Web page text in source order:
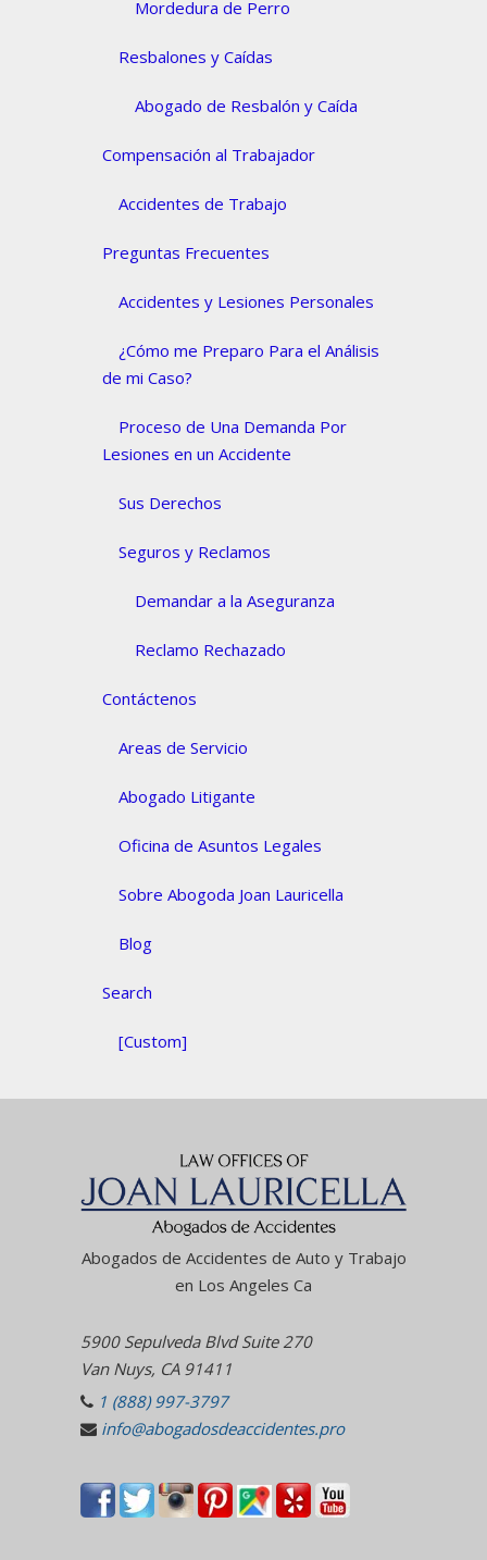
Mordedura de Perro
Resbalones y Caídas
Abogado de Resbalón y Caída
Compensación al Trabajador
Accidentes de Trabajo
Preguntas Frecuentes
Accidentes y Lesiones Personales
¿Cómo me Preparo Para el Análisis
de mi Caso?
Proceso de Una Demanda Por
Lesiones en un Accidente
Sus Derechos
Seguros y Reclamos
Demandar a la Aseguranza
Reclamo Rechazado
Contáctenos
Areas de Servicio
Abogado Litigante
Oficina de Asuntos Legales
Sobre Abogoda Joan Lauricella
Blog
Search
[Custom]
Abogados de Accidentes de Auto y Trabajo
en Los Angeles Ca
5900 Sepulveda Blvd Suite 270
Van Nuys, CA 91411
1 (888) 997-3797
info@abogadosdeaccidentes.pro